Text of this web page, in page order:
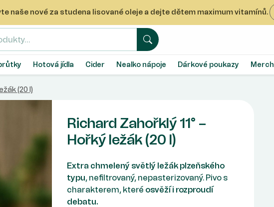
naše nové za studena lisované oleje a dejte dětem maximum vitamínů.
Hledat
Hotová jídla Cider Nealko nápoje Dárkové poukazy Merch
(20 l)
Richard Zahořklý 11° –
Hořký ležák (20 l)
Extra chmelený světlý ležák plzeňského
typu, nefiltrovaný, nepasterizovaný. Pivo s
charakterem, které osvěží i rozproudí
debatu.